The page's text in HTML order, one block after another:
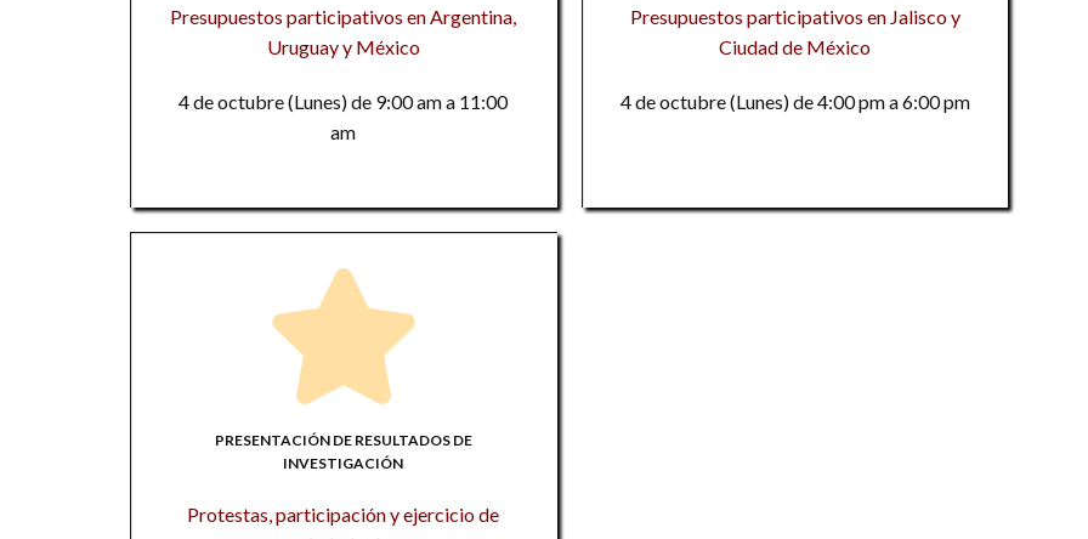
Presupuestos participativos en Argentina,
Uruguay y México
4 de octubre (Lunes) de 9:00 am a 11:00
am
Presupuestos participativos en Jalisco y
Ciudad de México
4 de octubre (Lunes) de 4:00 pm a 6:00 pm
PRESENTACIÓN DE RESULTADOS DE
INVESTIGACIÓN
Protestas, participación y ejercicio de